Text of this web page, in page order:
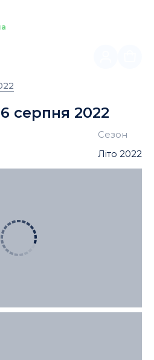
серпня 2022
Сезон
Літо 2022